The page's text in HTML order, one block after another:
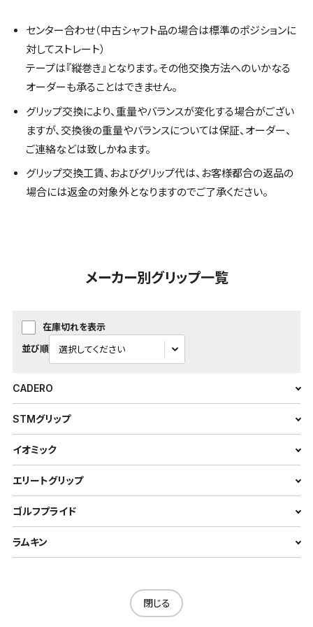
センター合わせ（中古シャフト品の場合は標準のポジションに
対してストレート）
テープは『縦巻き』となります。その他交換方法へのいかなる
オーダーも承ることはできません。
グリップ交換により、重量やバランスが変化する場合がござい
ますが、交換後の重量やバランスについては保証、オーダー、
ご連絡などは致しかねます。
グリップ交換工賃、およびグリップ代は、お客様都合の返品の
場合には返金の対象外となりますのでご了承ください。
メーカー別グリップ一覧
在庫切れを表示
並び順
CADERO
STMグリップ
イオミック
エリートグリップ
ゴルフプライド
ラムキン
閉じる